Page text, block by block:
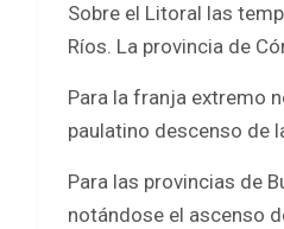
Sobre el Litoral las
Ríos. La provincia de
Para la franja extremo
paulatino descenso de
Para las provincias de
notándose el ascenso